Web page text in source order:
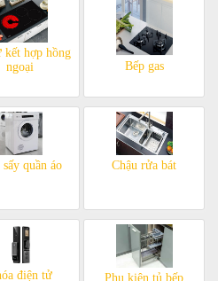
kết hợp hồng
ngoại
Bếp gas
quần áo Chậu rửa bát
điện tử Phụ kiện tủ bếp